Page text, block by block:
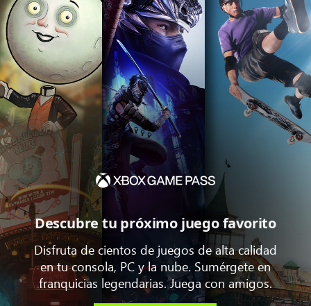
Descubre tu próximo juego favorito
Disfruta de cientos de juegos de alta calidad
en tu consola, PC y la nube. Sumérgete en
franquicias legendarias. Juega con amigos.